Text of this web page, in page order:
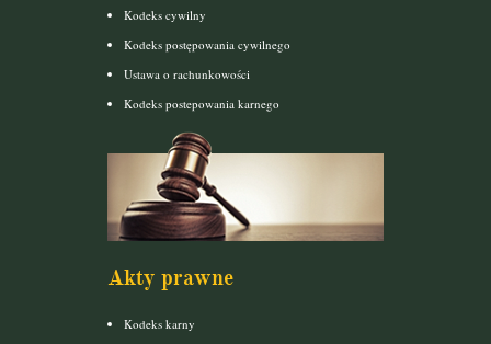
Kodeks cywilny
Kodeks postępowania cywilnego
Ustawa o rachunkowości
Kodeks postepowania karnego
Akty prawne
Kodeks karny